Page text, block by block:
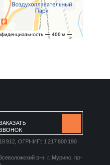
ОГРНИП: 1 217 800 190
р-н, г. Мурино, пр-